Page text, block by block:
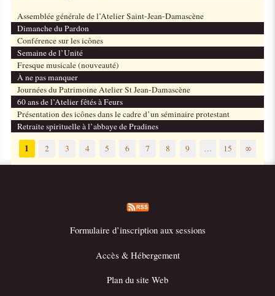
Assemblée générale de l’Atelier Saint-Jean-Damascène
Dimanche du Pardon
Conférence sur les icônes
Semaine de l’Unité
Fresque musicale (nouveauté)
À ne pas manquer
Journées du Patrimoine Atelier St Jean-Damascène
60 ans de l’Atelier fêtés à Feurs
Présentation des icônes dans le cadre d’un séminaire protestant
Retraite spirituelle à l’abbaye de Pradines
1 2 3 4 5 6 7 8 9 … 15 ∞
Formulaire d’inscription aux sessions
Accès & Hébergement
Plan du site Web